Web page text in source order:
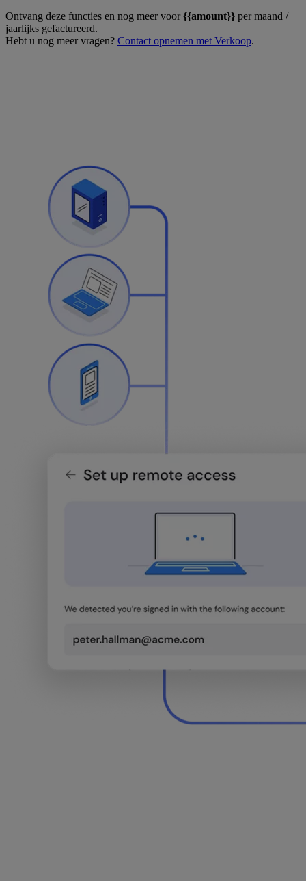
Ontvang deze functies en nog meer voor{{amount}} per maand /
jaarlijks gefactureerd.
Hebt u nog meer vragen? Contact opnemen met Verkoop.